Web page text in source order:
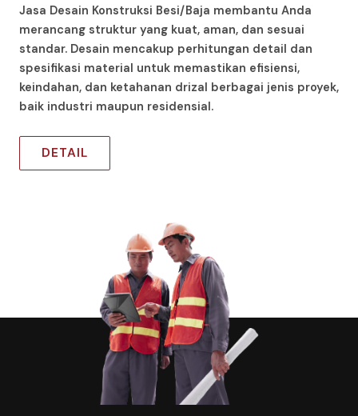
Jasa Desain Konstruksi Besi/Baja membantu Anda
merancang struktur yang kuat, aman, dan sesuai
standar. Desain mencakup perhitungan detail dan
spesifikasi material untuk memastikan efisiensi,
keindahan, dan ketahanan drizal berbagai jenis proyek,
baik industri maupun residensial.
DETAIL